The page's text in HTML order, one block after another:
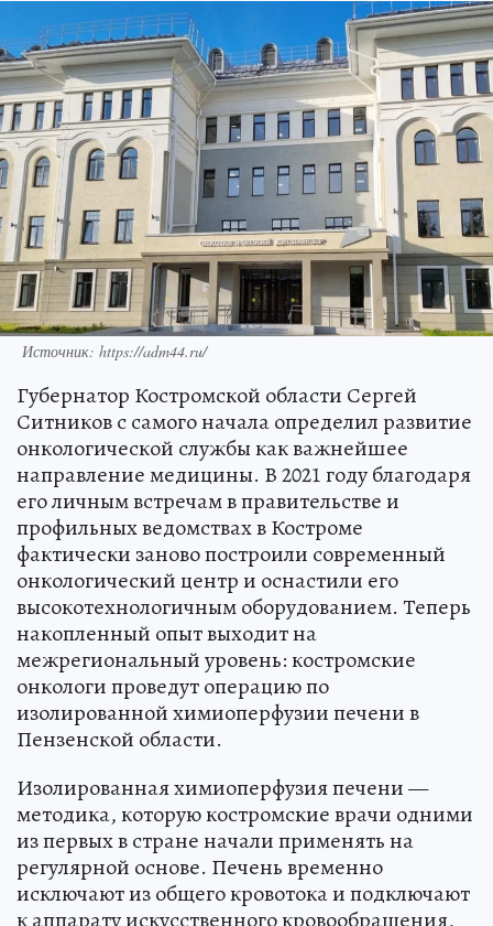
Источник: https://adm44.ru/
Губернатор Костромской области Сергей
Ситников с самого начала определил развитие
онкологической службы как важнейшее
направление медицины. В 2021 году благодаря
его личным встречам в правительстве и
профильных ведомствах в Костроме
фактически заново построили современный
онкологический центр и оснастили его
высокотехнологичным оборудованием. Теперь
накопленный опыт выходит на
межрегиональный уровень: костромские
онкологи проведут операцию по
изолированной химиоперфузии печени в
Пензенской области.
Изолированная химиоперфузия печени —
методика, которую костромские врачи одними
из первых в стране начали применять на
регулярной основе. Печень временно
исключают из общего кровотока и подключают
к аппарату искусственного кровообращения,